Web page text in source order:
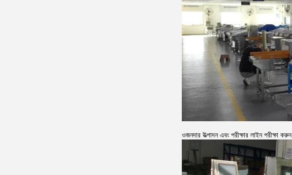
ওজনদার উত্পাদন এবং পরীক্ষার লাইন পরীক্ষা করুন